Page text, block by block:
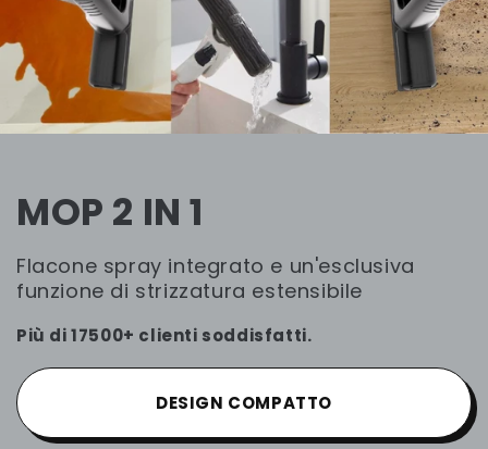
MOP 2 IN 1
Flacone spray integrato e un'esclusiva
funzione di strizzatura estensibile
DESIGN COMPATTO
Più di 17500+ clienti soddisfatti.